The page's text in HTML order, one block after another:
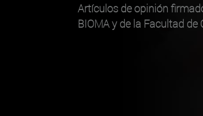
Artículos de opinión
BIOMA y de la Facultad